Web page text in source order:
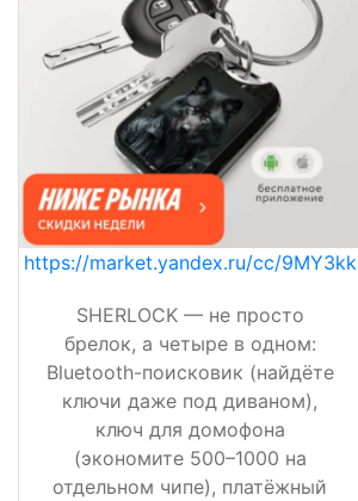
https://market.yandex.ru/cc/9MY3kk
SHERLOCK — не просто
брелок, а четыре в одном:
Bluetooth-поисковик (найдёте
ключи даже под диваном),
ключ для домофона
(экономите 500–1000 на
отдельном чипе), платёжный